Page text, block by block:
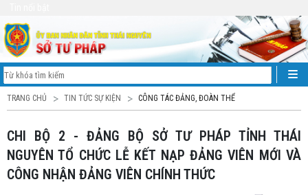
TRANG CHỦ TIN TỨC SỰ KIỆN CÔNG TÁC ĐẢNG, ĐOÀN THỂ
CHI BỘ 2 - ĐẢNG BỘ SỞ TƯ PHÁP TỈNH THÁI
NGUYÊN TỔ CHỨC LỄ KẾT NẠP ĐẢNG VIÊN MỚI VÀ
CÔNG NHẬN ĐẢNG VIÊN CHÍNH THỨC